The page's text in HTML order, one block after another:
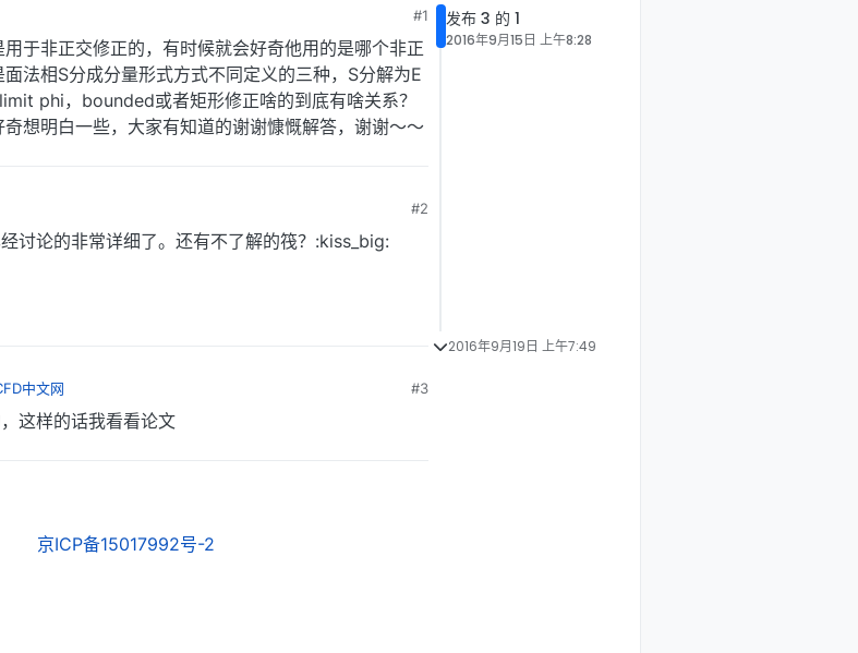
#1
于非正交修正的，有时候就会好奇他用的是哪个非正
法相S分成分量形式方式不同定义的三种，S分解为E
phi，bounded或者矩形修正啥的到底有啥关系？
想明白一些，大家有知道的谢谢慷慨解答，谢谢～～
#2
讨论的非常详细了。还有不了解的筏？:kiss_big:
中文网 #3
这样的话我看看论文
发布 3 的 1
2016年9月15日 上午8:28
2016年9月19日 上午7:49
京ICP备15017992号-2